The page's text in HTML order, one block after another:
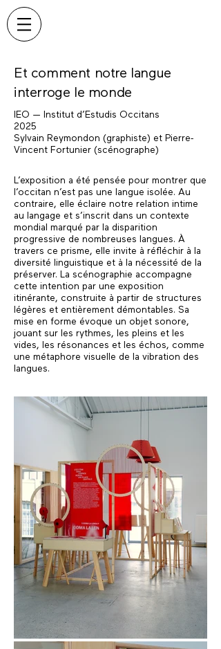
Et comment notre langue
interroge le monde
IEO — Institut d’Estudis Occitans
2025
Sylvain Reymondon (graphiste) et Pierre-
Vincent Fortunier (scénographe)
L’exposition a été pensée pour montrer que
l’occitan n’est pas une langue isolée. Au
contraire, elle éclaire notre relation intime
au langage et s’inscrit dans un contexte
mondial marqué par la disparition
progressive de nombreuses langues. À
travers ce prisme, elle invite à réfléchir à la
diversité linguistique et à la nécessité de la
préserver. La scénographie accompagne
cette intention par une exposition
itinérante, construite à partir de structures
légères et entièrement démontables. Sa
mise en forme évoque un objet sonore,
jouant sur les rythmes, les pleins et les
vides, les résonances et les échos, comme
une métaphore visuelle de la vibration des
langues.